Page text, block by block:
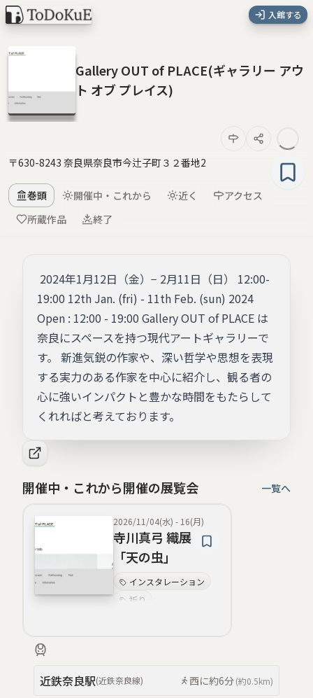
入館する
Gallery OUT of PLACE(ギャラリー アウ
ト オブ プレイス)
〒630-8243 奈良県奈良市今辻子町３２番地2
巻頭 開催中・これから 近く
アクセス
所蔵作品
終了
‍ 2024年1月12日（金）− 2月11日（日） 12:00-
19:00 12th Jan. (fri) - 11th Feb. (sun) 2024
Open : 12:00 - 19:00 Gallery OUT of PLACE は
奈良にスペースを持つ現代アートギャラリーで
す。 新進気鋭の作家や、深い哲学や思想を表現
する実力のある作家を中心に紹介し、観る者の
心に強いインパクトと豊かな時間をもたらして
くれればと考えております。
開催中・これから開催の展覧会 一覧へ
2026/11/04(水) - 16(月)
寺川真弓 織展
「天の虫」
インスタレーション
祈り
近鉄奈良駅(近鉄奈良線) 西に約6分(約0.5km)